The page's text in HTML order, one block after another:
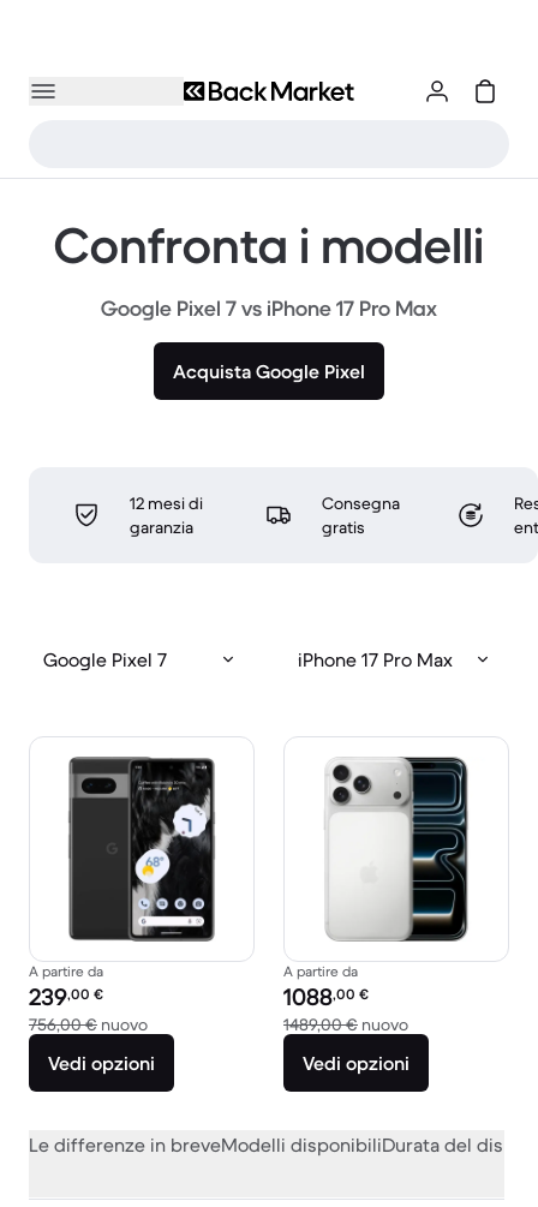
Confronta i modelli
Google Pixel 7 vs iPhone 17 Pro Max
Acquista Google Pixel
12 mesi di
garanzia
Consegna
gratis
Google Pixel 7 iPhone 17 Pro Max
A partire da
Prezzo del ricondizionato:
239,00 €
756,00 € nuovoRispetto a 756,00 € del nuovo
Vedi opzioni
A partire da
Prezzo del ricondizionato:
1088,00 €
1489,00 € nuovoRispetto a
Vedi opzioni
Le differenze in breveModelli disponibiliDurata del